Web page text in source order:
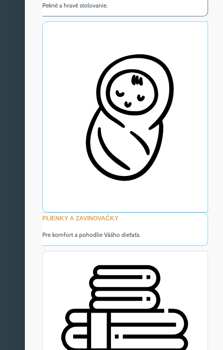
Pekné a hravé stolovanie.
PLIENKY A ZAVINOVAČKY
Pre komfort a pohodlie Vášho dieťaťa.